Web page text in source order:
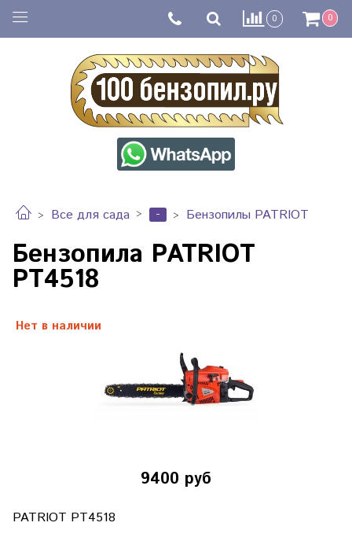
0 0
Все для сада - Бензопилы PATRIOT
Бензопила PATRIOT
РТ4518
Нет в наличии
9400 руб
PATRIOT РТ4518